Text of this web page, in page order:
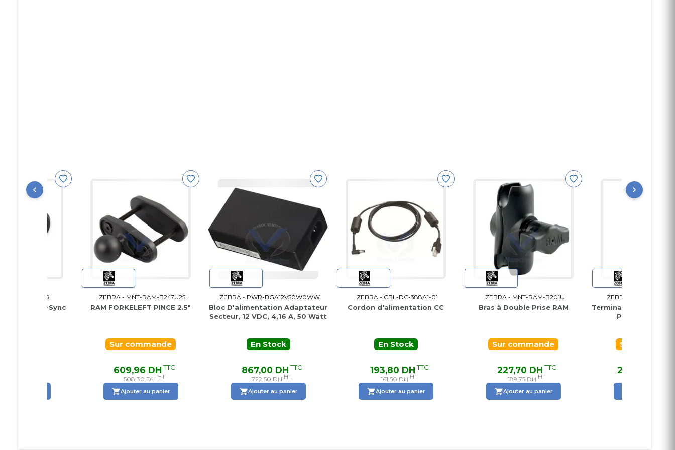
Active-Sync
ZEBRA - MNT-RAM-B247U25
RAM FORKELEFT PINCE 2.5"
Sur commande
609,96 DHTTC
508,30 DHHT
Ajouter au panier
ZEBRA - PWR-BGA12V50W0WW
Bloc D'alimentation Adaptateur
Secteur, 12 VDC, 4,16 A, 50 Watt
En Stock
867,00 DHTTC
722,50 DHHT
Ajouter au panier
ZEBRA - CBL-DC-388A1-01
Cordon d'alimentation CC
En Stock
193,80 DHTTC
161,50 DHHT
Ajouter au panier
ZEBRA - MNT-RAM-B201U
Bras à Double Prise RAM
Sur commande
227,70 DHTTC
189,75 DHHT
Ajouter au panier
ZEBRA - MC330L-
Terminal de Collecte de
Portable
Sur commande
29 962,56 DH